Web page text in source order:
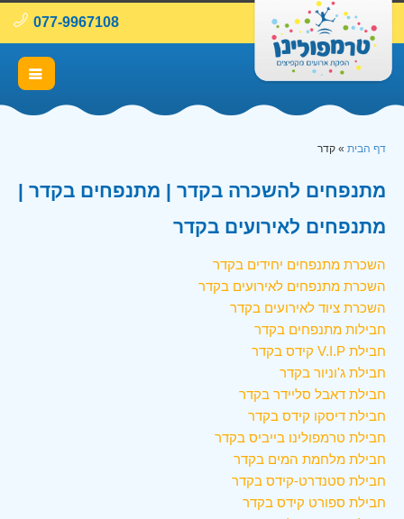
077-9967108
דף הבית » קדר
מתנפחים להשכרה בקדר | מתנפחים בקדר |
מתנפחים לאירועים בקדר
השכרת מתנפחים יחידים בקדר
השכרת מתנפחים לאירועים בקדר
השכרת ציוד לאירועים בקדר
חבילות מתנפחים בקדר
חבילת V.I.P קידס בקדר
חבילת ג'וניור בקדר
חבילת דאבל סליידר בקדר
חבילת דיסקו קידס בקדר
חבילת טרמפולינו בייביס בקדר
חבילת מלחמת המים בקדר
חבילת סטנדרט-קידס בקדר
חבילת ספורט קידס בקדר